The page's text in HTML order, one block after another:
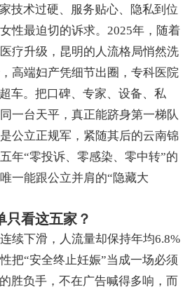
技术过硬、服务贴心、隐私到位
性最迫切的诉求。2025年，随着
疗升级，昆明的人流格局悄然洗
高端妇产凭细节出圈，专科医院
车。把口碑、专家、设备、私
一台天平，真正能跻身第一梯队
公立正规军，紧随其后的云南锦
年“零投诉、零感染、零中转”的
一能跟公立并肩的“隐藏大
只看这五家？
续下滑，人流量却保持年均6.8%
把“安全终止妊娠”当成一场必须
胜负手，不在广告喊得多响，而